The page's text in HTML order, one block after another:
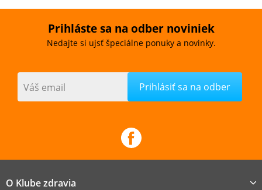
Prihláste sa na odber noviniek
Nedajte si ujsť špeciálne ponuky a novinky.
Váš email
O Klube zdravia